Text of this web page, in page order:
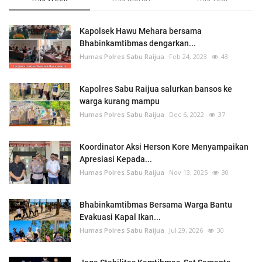
Kapolsek Hawu Mehara bersama
Bhabinkamtibmas dengarkan...
Humas Polres Sabu Raijua Feb 24, 2023 43
Kapolres Sabu Raijua salurkan bansos ke
warga kurang mampu
Humas Polres Sabu Raijua Dec 6, 2022 37
Koordinator Aksi Herson Kore Menyampaikan
Apresiasi Kepada...
Humas Polres Sabu Raijua Nov 13, 2025 30
Bhabinkamtibmas Bersama Warga Bantu
Evakuasi Kapal Ikan...
Humas Polres Sabu Raijua Jul 29, 2026 30